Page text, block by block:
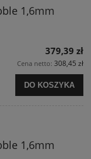
1,6mm
379,39 zł
Cena netto: 308,45 zł
DO KOSZYKA
1,6mm